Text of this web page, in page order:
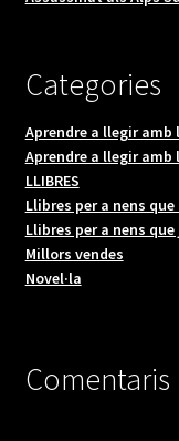
Categories
Aprendre a llegir amb
Aprendre a llegir
LLIBRES
Llibres per a nens
Llibres per a nens
Millors vendes
Novel·la